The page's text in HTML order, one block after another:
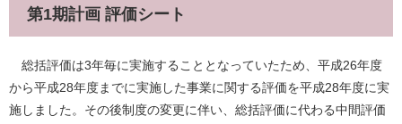
第1期計画 評価シート
総括評価は3年毎に実施することとなっていたため、平成26年度
から平成28年度までに実施した事業に関する評価を平成28年度に実
施しました。その後制度の変更に伴い、総括評価に代わる中間評価